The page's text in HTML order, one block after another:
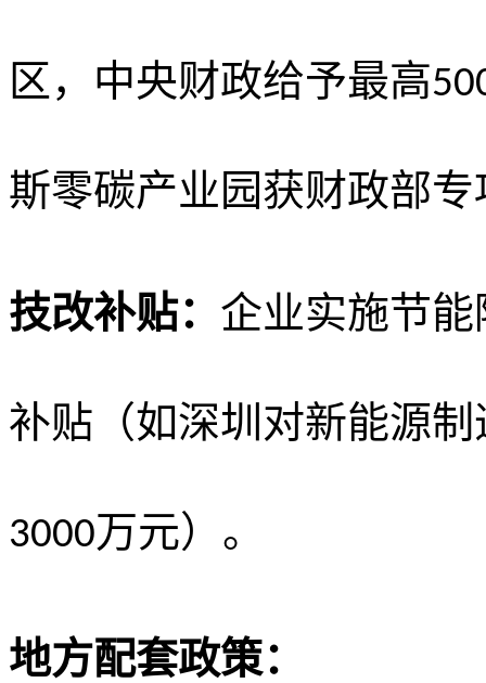
区，中央财政给予最高
斯零碳产业园获财政部
技改补贴： 企业实施节
补贴（如深圳对新能源
3000万元）。
地方配套政策：